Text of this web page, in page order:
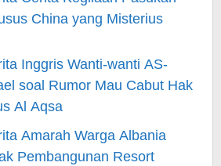
China yang Misterius
Inggris Wanti-wanti AS-
soal Rumor Mau Cabut Hak
Al Aqsa
Amarah Warga Albania
Pembangunan Resort